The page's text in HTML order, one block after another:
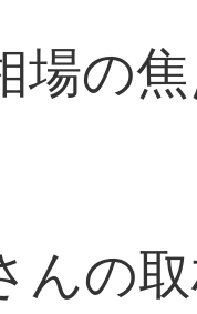
場の
んの